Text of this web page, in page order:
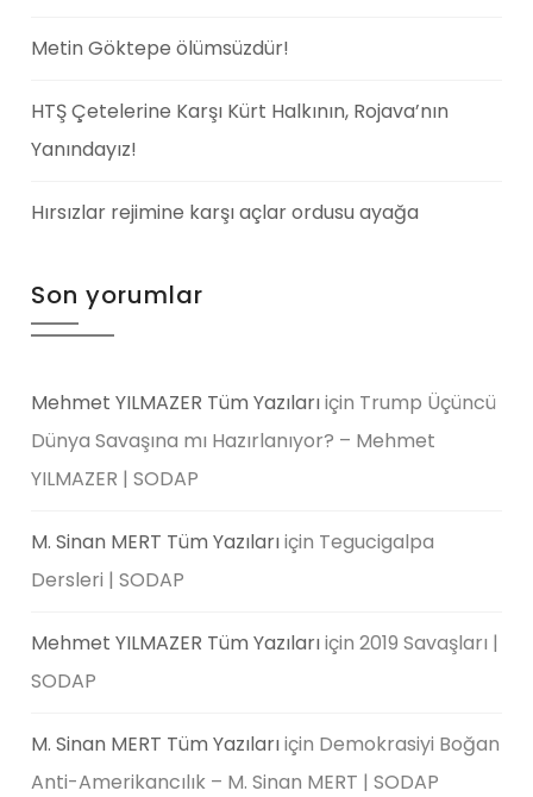
Metin Göktepe ölümsüzdür!
HTŞ Çetelerine Karşı Kürt Halkının, Rojava’nın
Yanındayız!
Hırsızlar rejimine karşı açlar ordusu ayağa
Son yorumlar
Mehmet YILMAZER Tüm Yazılarıiçin Trump Üçüncü
Dünya Savaşına mı Hazırlanıyor? – Mehmet
YILMAZER | SODAP
M. Sinan MERT Tüm Yazılarıiçin Tegucigalpa
Dersleri | SODAP
Mehmet YILMAZER Tüm Yazılarıiçin2019 Savaşları |
SODAP
M. Sinan MERT Tüm Yazılarıiçin Demokrasiyi Boğan
Anti-Amerikancılık – M. Sinan MERT | SODAP